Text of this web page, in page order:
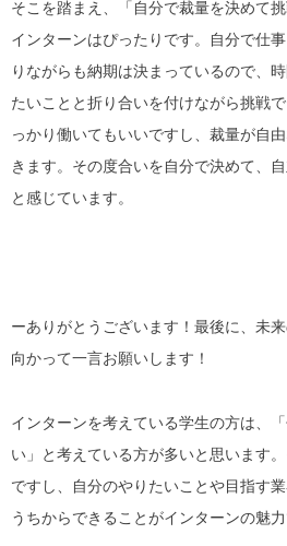
そこを踏まえ、「 自分で裁量を決めて
インターンはぴったりです。自分で仕
りながらも納期は決まっているので、
たいことと折り合いを付けながら挑戦
っかり働いてもいいですし、裁量が自
きます。その度合いを自分で決めて、
と感じています。
ーありがとうございます！最後に、未
向かって一言お願いします！
インターンを考えている学生の方は、「
い 」と考えている方が多いと思います
ですし、自分のやりたいことや目指す
うちからできることがインターンの魅力